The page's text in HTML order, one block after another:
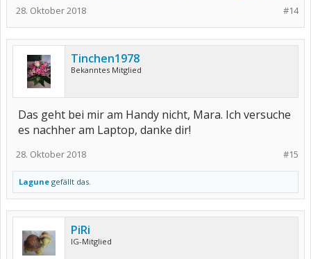
#14
28. Oktober 2018
Tinchen1978
Bekanntes Mitglied
Das geht bei mir am Handy nicht, Mara. Ich versuche
es nachher am Laptop, danke dir!
#15
28. Oktober 2018
Lagune gefällt das.
PiRi
IG-Mitglied